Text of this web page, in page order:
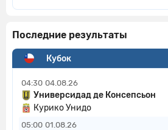
Последние результаты
Кубок
04:30 04.08.26
Универсидад де Консепсьон
Курико Унидо
05:00 01.08.26